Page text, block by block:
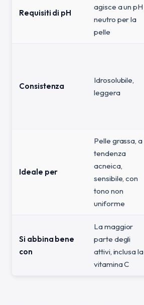
Requisiti di pH
agisce a un pH
neutro per la
pelle
Consistenza
Idrosolubile,
leggera
Ideale per
Pelle grassa, a
tendenza
acneica,
sensibile, con
tono non
uniforme
Si abbina bene
con
La maggior
parte degli
attivi, inclusa la
vitamina C